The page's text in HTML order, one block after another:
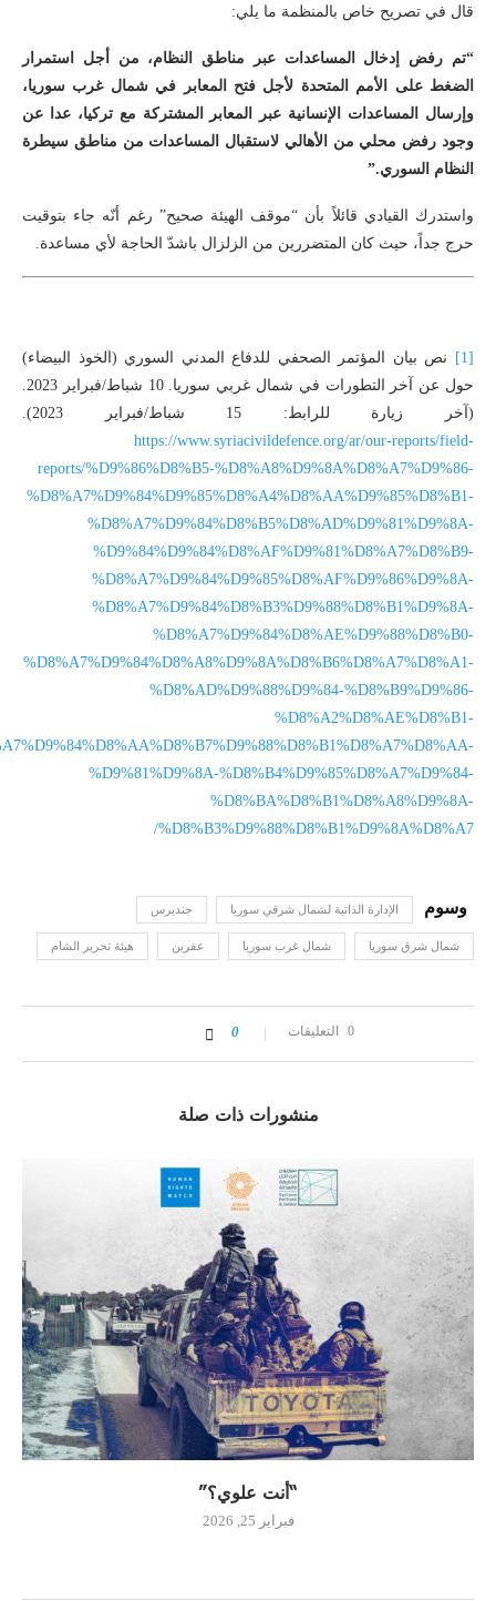
قال في تصريح خاص بالمنظمة ما يلي:
“تم رفض إدخال المساعدات عبر مناطق النظام، من أجل استمرار
الضغط على الأمم المتحدة لأجل فتح المعابر في شمال غرب سوريا،
وإرسال المساعدات الإنسانية عبر المعابر المشتركة مع تركيا، عدا عن
وجود رفض محلي من الأهالي لاستقبال المساعدات من مناطق سيطرة
النظام السوري.”
واستدرك القيادي قائلاً بأن “موقف الهيئة صحيح” رغم أنّه جاء بتوقيت
حرج جداً، حيث كان المتضررين من الزلزال باشدّ الحاجة لأي مساعدة.
[1]
نص بيان المؤتمر الصحفي للدفاع المدني السوري (الخوذ البيضاء)
حول عن آخر التطورات في شمال غربي سوريا. 10 شباط/فبراير 2023.
(آخر زيارة للرابط: 15 شباط/فبراير 2023).
https://www.syriacivildefence.org/ar/our-reports/field-
reports/%D9%86%D8%B5-%D8%A8%D9%8A%D8%A7%D9%86-
%D8%A7%D9%84%D9%85%D8%A4%D8%AA%D9%85%D8%B1-
%D8%A7%D9%84%D8%B5%D8%AD%D9%81%D9%8A-
%D9%84%D9%84%D8%AF%D9%81%D8%A7%D8%B9-
%D8%A7%D9%84%D9%85%D8%AF%D9%86%D9%8A-
%D8%A7%D9%84%D8%B3%D9%88%D8%B1%D9%8A-
%D8%A7%D9%84%D8%AE%D9%88%D8%B0-
%D8%A7%D9%84%D8%A8%D9%8A%D8%B6%D8%A7%D8%A1-
%D8%AD%D9%88%D9%84-%D8%B9%D9%86-
%D8%A2%D8%AE%D8%B1-
%D9%81%D9%8A-%D8%B4%D9%85%D8%A7%D9%84-
%D8%BA%D8%B1%D8%A8%D9%8A-
%D8%B3%D9%88%D8%B1%D9%8A%D8%A7/
الإدارة الذاتية لشمال شرقي سوريا جنديرس
شمال شرق سوريا شمال غرب سوريا عفرين هيئة تحرير الشام
0 التعليقات 0
منشورات ذات صلة
“أنت علوي؟”
فبراير 25, 2026